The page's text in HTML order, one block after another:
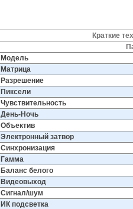
Краткие
Модель
Матрица
Разрешение
Пиксели
Чувствительность
День-Ночь
Объектив
Электронный затвор
Синхронизация
Гамма
Баланс белого
Видеовыход
Сигнал/шум
ИК подсветка